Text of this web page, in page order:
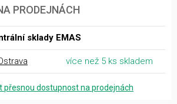
PRODEJNÁCH
sklady EMAS
více než 5 ks skladem
přesnou dostupnost na prodejnách